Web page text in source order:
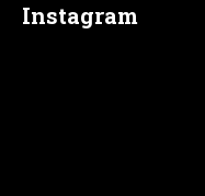
Instagram